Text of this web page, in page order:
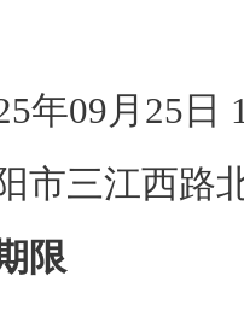
年09月25日
市三江西路
限